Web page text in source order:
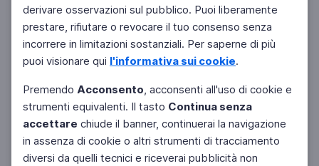
derivare osservazioni sul pubblico. Puoi liberamente
prestare, rifiutare o revocare il tuo consenso senza
incorrere in limitazioni sostanziali. Per saperne di più
puoi visionare qui l'informativa sui cookie.
Premendo Acconsento, acconsenti all'uso di cookie e
strumenti equivalenti. Il tasto Continua senza
accettare chiude il banner, continuerai la navigazione
in assenza di cookie o altri strumenti di tracciamento
diversi da quelli tecnici e riceverai pubblicità non